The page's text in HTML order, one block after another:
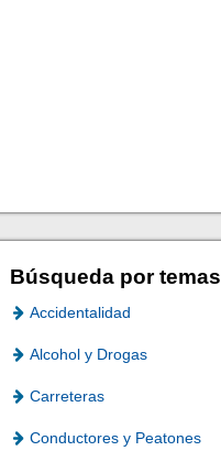
Búsqueda por temas
Accidentalidad
Alcohol y Drogas
Carreteras
Conductores y Peatones